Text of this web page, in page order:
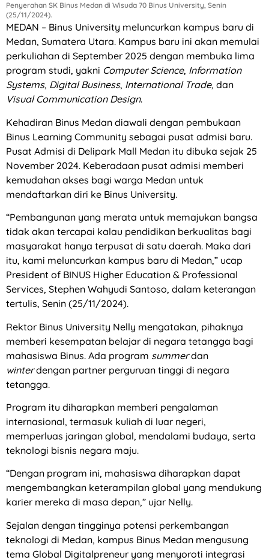
Penyerahan SK Binus Medan di Wisuda 70 Binus University, Senin
(25/11/2024).
MEDAN – Binus University meluncurkan kampus baru di
Medan, Sumatera Utara. Kampus baru ini akan memulai
perkuliahan di September 2025 dengan membuka lima
program studi, yakni Computer Science, Information
Systems, Digital Business, International Trade, dan
Visual Communication Design.
Kehadiran Binus Medan diawali dengan pembukaan
Binus Learning Community sebagai pusat admisi baru.
Pusat Admisi di Delipark Mall Medan itu dibuka sejak 25
November 2024. Keberadaan pusat admisi memberi
kemudahan akses bagi warga Medan untuk
mendaftarkan diri ke Binus University.
“Pembangunan yang merata untuk memajukan bangsa
tidak akan tercapai kalau pendidikan berkualitas bagi
masyarakat hanya terpusat di satu daerah. Maka dari
itu, kami meluncurkan kampus baru di Medan,” ucap
President of BINUS Higher Education & Professional
Services, Stephen Wahyudi Santoso, dalam keterangan
tertulis, Senin (25/11/2024).
Rektor Binus University Nelly mengatakan, pihaknya
memberi kesempatan belajar di negara tetangga bagi
mahasiswa Binus. Ada program summerdan
winterdengan partner perguruan tinggi di negara
tetangga.
Program itu diharapkan memberi pengalaman
internasional, termasuk kuliah di luar negeri,
memperluas jaringan global, mendalami budaya, serta
teknologi bisnis negara maju.
“Dengan program ini, mahasiswa diharapkan dapat
mengembangkan keterampilan global yang mendukung
karier mereka di masa depan,” ujar Nelly.
Sejalan dengan tingginya potensi perkembangan
teknologi di Medan, kampus Binus Medan mengusung
tema Global Digitalpreneur yang menyoroti integrasi